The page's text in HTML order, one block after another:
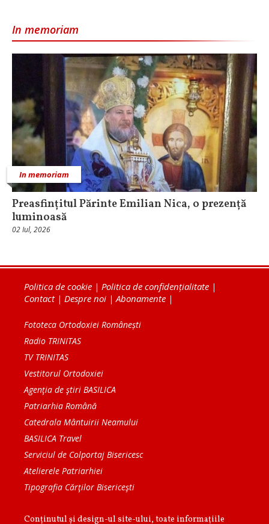
In memoriam
In memoriam
Preasfințitul Părinte Emilian Nica, o prezență
luminoasă
02 Iul, 2026
Politica de cookie | Politica de confidențialitate |
Contact| Despre noi | Abonamente |
Fototeca Ortodoxiei Românești
Radio TRINITAS
TV TRINITAS
Vestitorul Ortodoxiei
Agenţia de ştiri BASILICA
Patriarhia Română
Catedrala Mântuirii Neamului
BASILICA Travel
Serviciul de Colportaj Bisericesc
Atelierele Patriarhiei
Tipografia Cărţilor Bisericeşti
Conținutul și design-ul site-ului, toate informaţiile